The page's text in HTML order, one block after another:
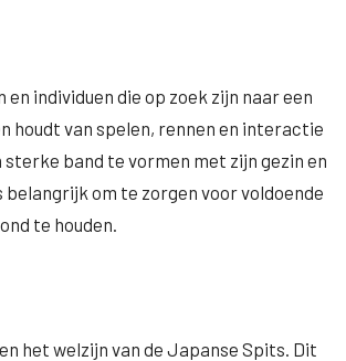
individuen die op zoek zijn naar een
houdt van spelen, rennen en interactie
band te vormen met zijn gezin en
om te zorgen voor voldoende
te houden.
het welzijn van de Japanse Spits. Dit